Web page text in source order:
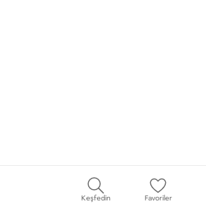
Keşfedin Favoriler